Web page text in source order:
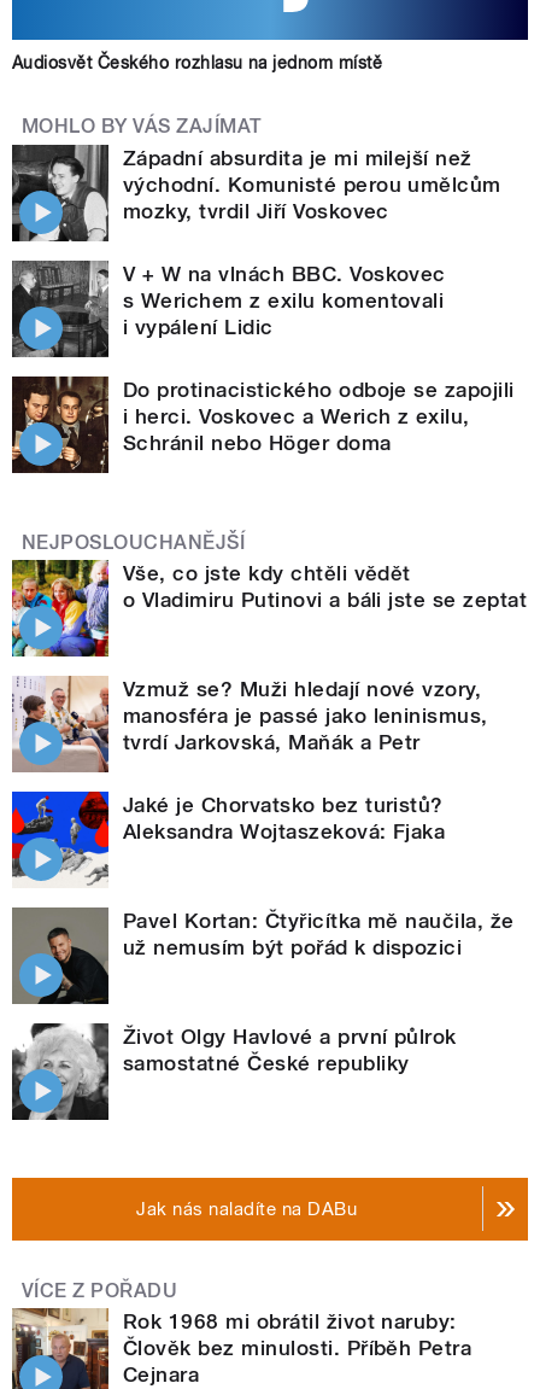
Audiosvět Českého rozhlasu na jednom místě
MOHLO BY VÁS ZAJÍMAT
Západní absurdita je mi milejší než
východní. Komunisté perou umělcům
mozky, tvrdil Jiří Voskovec
V + W na vlnách BBC. Voskovec
s Werichem z exilu komentovali
i vypálení Lidic
Do protinacistického odboje se zapojili
i herci. Voskovec a Werich z exilu,
Schránil nebo Höger doma
NEJPOSLOUCHANĚJŠÍ
Vše, co jste kdy chtěli vědět
o Vladimiru Putinovi a báli jste se zeptat
Vzmuž se? Muži hledají nové vzory,
manosféra je passé jako leninismus,
tvrdí Jarkovská, Maňák a Petr
Jaké je Chorvatsko bez turistů?
Aleksandra Wojtaszeková: Fjaka
Pavel Kortan: Čtyřicítka mě naučila, že
už nemusím být pořád k dispozici
Život Olgy Havlové a první půlrok
samostatné České republiky
Jak nás naladíte na DABu
VÍCE Z POŘADU
Rok 1968 mi obrátil život naruby:
Člověk bez minulosti. Příběh Petra
Cejnara